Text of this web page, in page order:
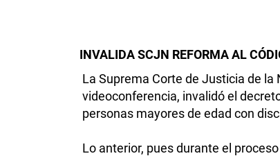
INVALIDA SCJN REFORMA AL
La Suprema Corte de Justicia de
videoconferencia, invalidó el
personas mayores de edad con
Lo anterior, pues durante el